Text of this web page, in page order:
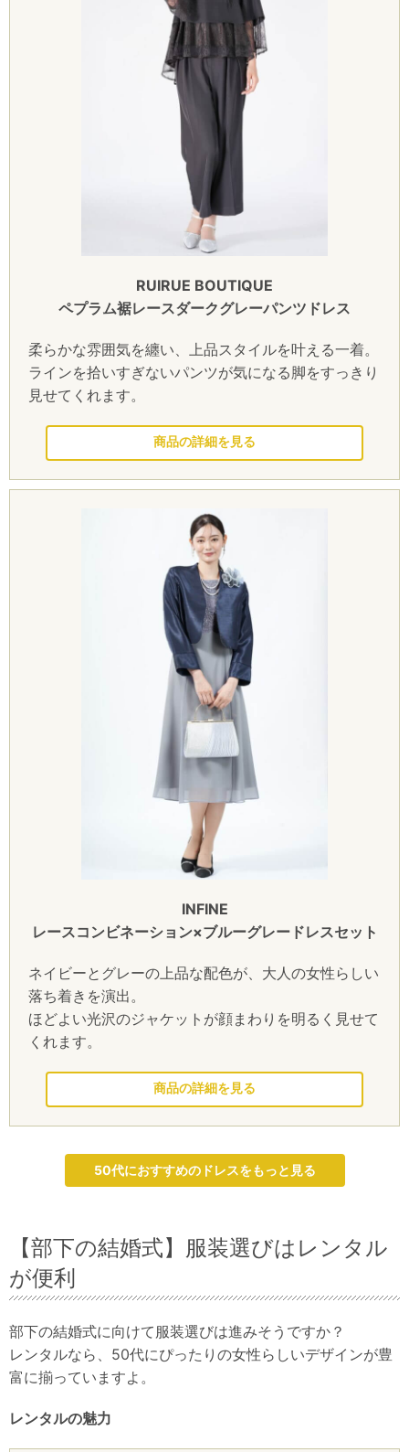
RUIRUE BOUTIQUE
ペプラム裾レースダークグレーパンツドレス
柔らかな雰囲気を纏い、上品スタイルを叶える一着。
ラインを拾いすぎないパンツが気になる脚をすっきり
見せてくれます。
このドレスを見る
INFINE
レースコンビネーション×ブルーグレードレスセット
ネイビーとグレーの上品な配色が、大人の女性らしい
落ち着きを演出。
ほどよい光沢のジャケットが顔まわりを明るく見せて
くれます。
このドレスを見る
50代におすすめのドレスをもっと見る
【部下の結婚式】服装選びはレンタル
が便利
部下の結婚式に向けて服装選びは進みそうですか？
レンタルなら、50代にぴったりの女性らしいデザインが豊
富に揃っていますよ。
レンタルの魅力